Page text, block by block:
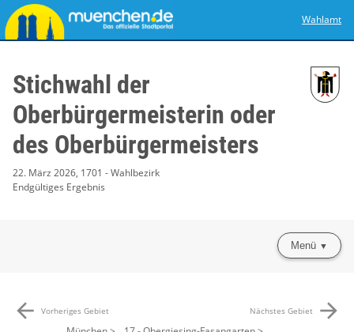
Wahlamt
Stichwahl der
Oberbürgermeisterin oder
des Oberbürgermeisters
22. März 2026, 1701 - Wahlbezirk
Endgültiges Ergebnis
Menü
arrow_back Vorheriges Gebiet Nächstes Gebiet arrow_forward